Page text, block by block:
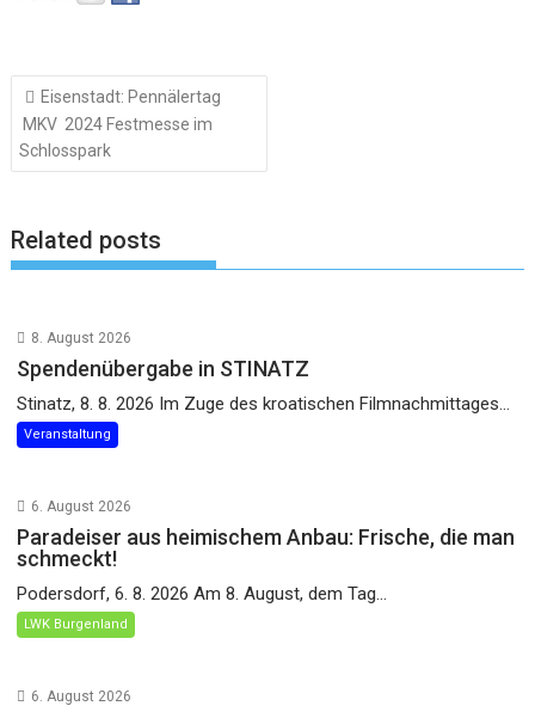
Beitragsnavigation
Eisenstadt: Pennälertag
MKV 2024 Festmesse im
Schlosspark
Related posts
8. August 2026
Spendenübergabe in STINATZ
Stinatz, 8. 8. 2026 Im Zuge des kroatischen Filmnachmittages...
Veranstaltung
6. August 2026
Paradeiser aus heimischem Anbau: Frische, die man
schmeckt!
Podersdorf, 6. 8. 2026 Am 8. August, dem Tag...
LWK Burgenland
6. August 2026